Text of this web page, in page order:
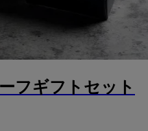
フギフトセット